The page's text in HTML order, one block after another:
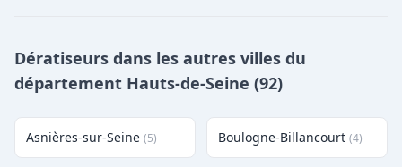
Dératiseurs dans les autres villes du
département Hauts-de-Seine (92)
Asnières-sur-Seine (5) Boulogne-Billancourt (4)